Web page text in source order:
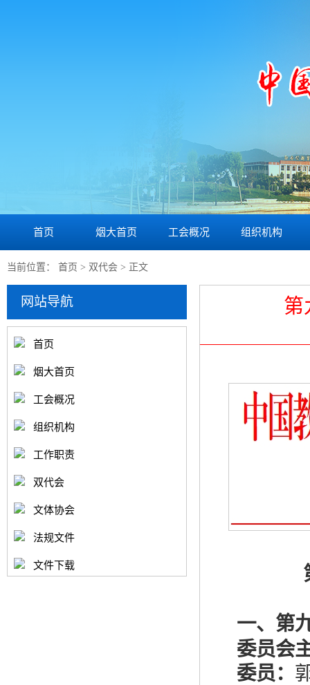
首页 烟大首页 工会概况 组织机构
当前位置： 首页 > 双代会 > 正文
网站导航
首页
烟大首页
工会概况
组织机构
工作职责
双代会
文体协会
法规文件
文件下载
第
一、第
委员会
委员：